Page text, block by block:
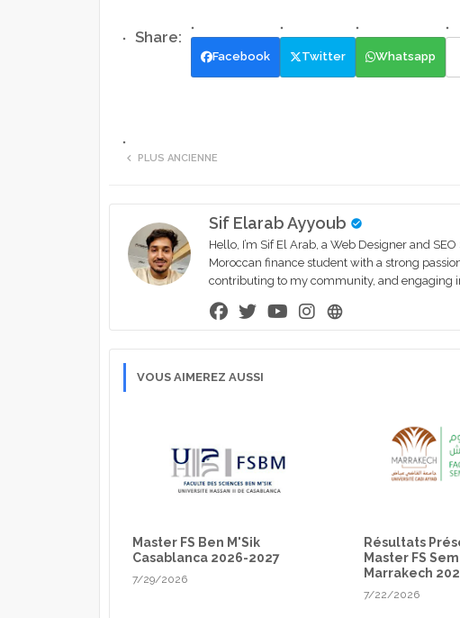
Facebook Twitter Whatsapp
PLUS ANCIENNE
Sif Elarab Ayyoub
Hello, I’m Sif El Arab, a Web Designer and
Moroccan finance student with a strong
contributing to my community, and engaging
VOUS AIMEREZ AUSSI
Master FS Ben M'Sik
Casablanca 2026-2027
7/29/2026
Résultats
Master FS
Marrakech
7/22/2026